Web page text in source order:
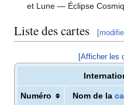
et Lune — Éclipse
Liste des cartes [
[Afficher les
Numéro
Nom de la